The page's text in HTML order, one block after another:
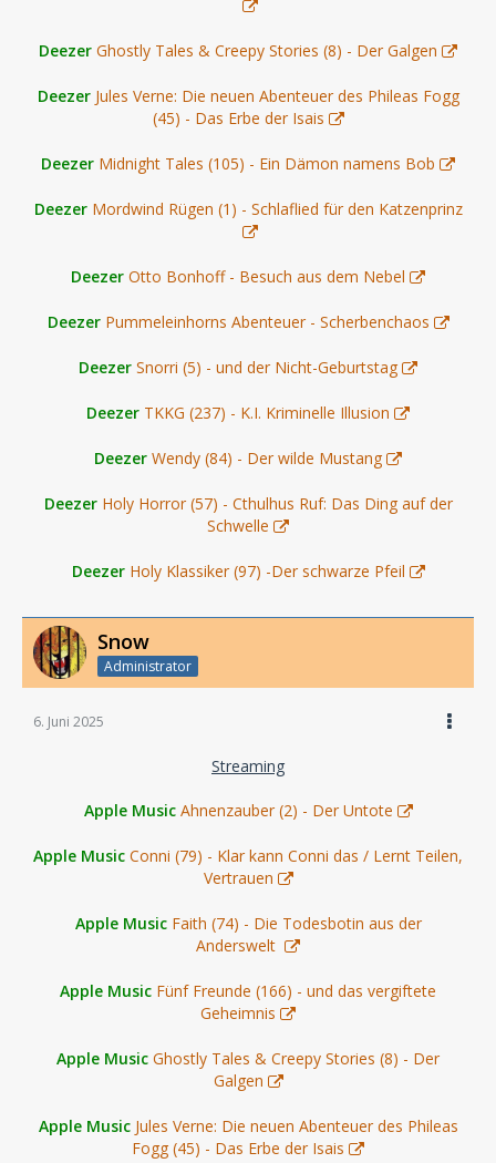
Deezer Ghostly Tales & Creepy Stories (8) - Der Galgen
Deezer Jules Verne: Die neuen Abenteuer des Phileas Fogg
(45) - Das Erbe der Isais
Deezer Midnight Tales (105) - Ein Dämon namens Bob
Deezer Mordwind Rügen (1) - Schlaflied für den Katzenprinz
Deezer Otto Bonhoff - Besuch aus dem Nebel
Deezer Pummeleinhorns Abenteuer - Scherbenchaos
Deezer Snorri (5) - und der Nicht-Geburtstag
Deezer TKKG (237) - K.I. Kriminelle Illusion
Deezer Wendy (84) - Der wilde Mustang
Deezer Holy Horror (57) - Cthulhus Ruf: Das Ding auf der
Schwelle
Deezer Holy Klassiker (97) -Der schwarze Pfeil
Snow
Administrator
6. Juni 2025
Streaming
Apple Music Ahnenzauber (2) - Der Untote
Apple Music Conni (79) - Klar kann Conni das / Lernt Teilen,
Vertrauen
Apple Music Faith (74) - Die Todesbotin aus der
Anderswelt
Apple Music Fünf Freunde (166) - und das vergiftete
Geheimnis
Apple Music Ghostly Tales & Creepy Stories (8) - Der
Galgen
Apple Music Jules Verne: Die neuen Abenteuer des Phileas
Fogg (45) - Das Erbe der Isais